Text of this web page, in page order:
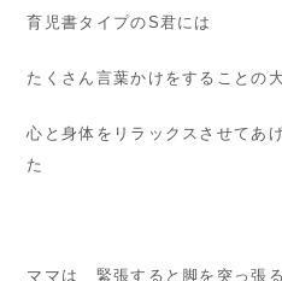
育児書タイプのS君には
たくさん言葉かけをすることの
心と身体をリラックスさせてあ
た
ママは 緊張すると脚を突っ張